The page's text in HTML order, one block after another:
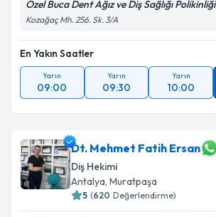
Özel Buca Dent Ağız ve Diş Sağlığı Polikinliği
Kozağaç Mh. 256. Sk. 3/A
En Yakın Saatler
Yarın
09:00
Yarın
09:30
Yarın
10:00
Dt. Mehmet Fatih Ersan
Diş Hekimi
Antalya, Muratpaşa
5 (620 Değerlendirme)